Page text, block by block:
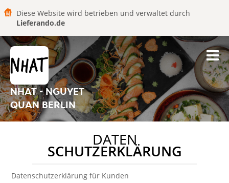
Diese Website wird betrieben und verwaltet durch
Lieferando.de
NHAT - NGUYET
QUAN BERLIN
DATEN
SCHUTZERKLÄRUNG
Datenschutzerklärung für Kunden